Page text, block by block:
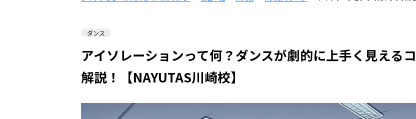
ダンス
アイソレーションって何？ダンスが劇的に上手く見える
解説！【NAYUTAS川崎校】